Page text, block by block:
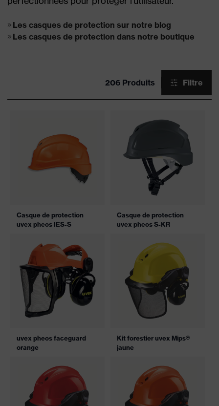
Les casques de protection sur notre blog
Les casques de protection dans notre boutique
206 Produits Filtre
Casque de protection
uvex pheos IES-S
Casque de protection
uvex pheos S-KR
uvex pheos faceguard
orange
Kit forestier uvex Mips®
jaune